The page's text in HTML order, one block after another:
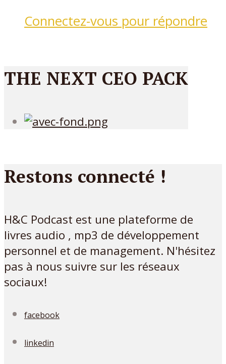
Connectez-vous pour répondre
THE NEXT CEO PACK
Restons connecté !
H&C Podcast est une plateforme de
livres audio , mp3 de développement
personnel et de management. N'hésitez
pas à nous suivre sur les réseaux
sociaux!
facebook
linkedin